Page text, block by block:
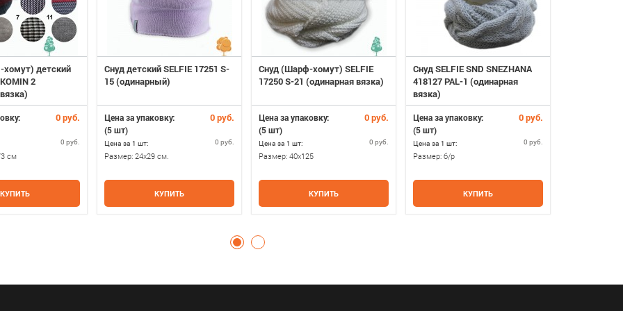
детский
2
0 руб.
0 руб.
см
КУПИТЬ
Снуд детский SELFIE 17251 S-
15 (одинарный)
Цена за упаковку: 0 руб.
(5 шт)
Цена за 1 шт: 0 руб.
Размер: 24x29 см.
КУПИТЬ
Снуд (Шарф-хомут) SELFIE
17250 S-21 (одинарная вязка)
Цена за упаковку: 0 руб.
(5 шт)
Цена за 1 шт: 0 руб.
Размер: 40x125
КУПИТЬ
Снуд SELFIE SND SNEZHANA
418127 PAL-1 (одинарная
вязка)
Цена за упаковку: 0 руб.
(5 шт)
Цена за 1 шт: 0 руб.
Размер: б/р
КУПИТЬ